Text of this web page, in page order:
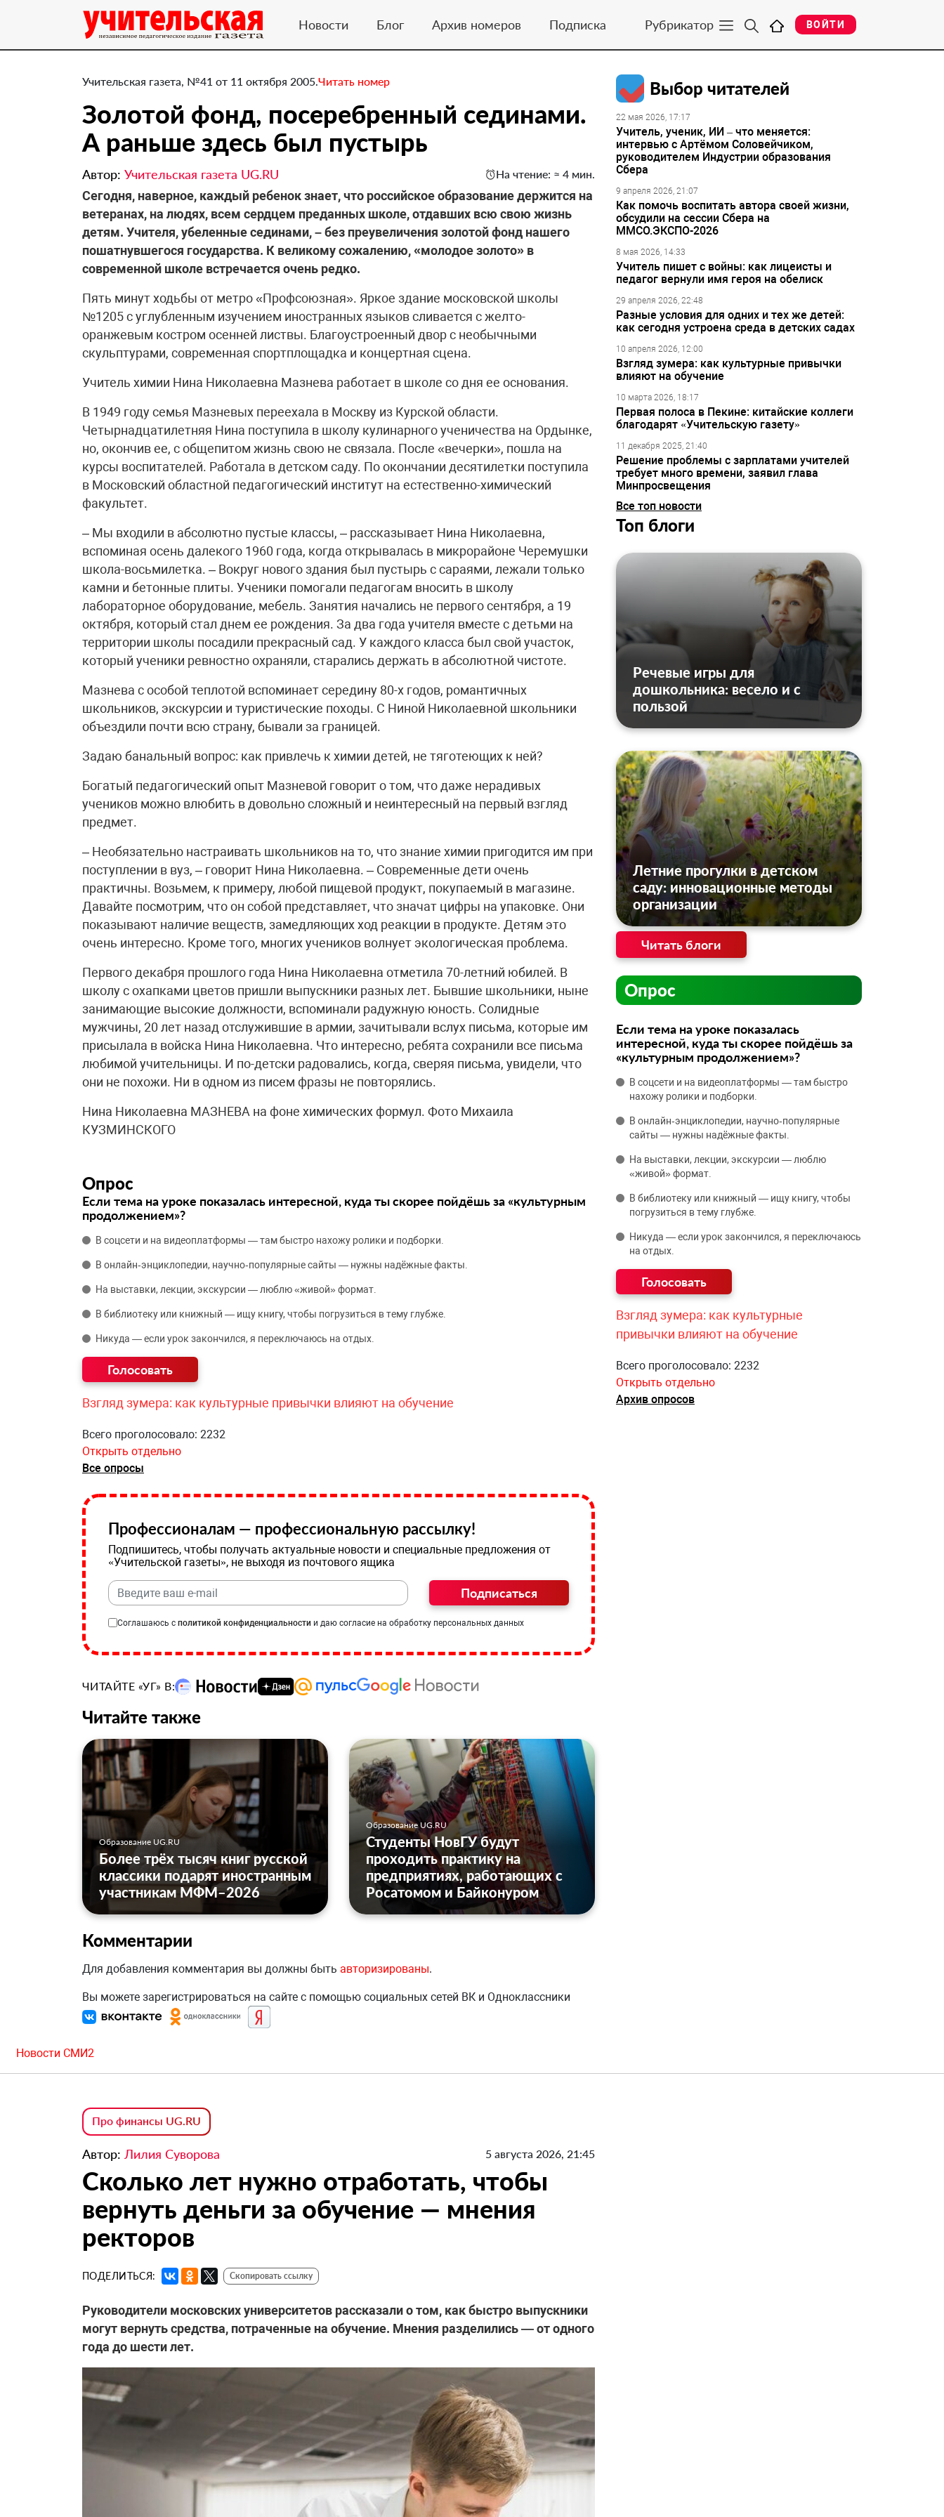
Новости Блог Архив номеров Подписка Рубрикатор ВОЙТИ
Учительская газета, №41 от 11 октября 2005.Читать номер
Золотой фонд, посеребренный сединами.
А раньше здесь был пустырь
Автор: Учительская газета UG.RU На чтение: ≈ 4 мин.
Сегодня, наверное, каждый ребенок знает, что российское образование держится на
ветеранах, на людях, всем сердцем преданных школе, отдавших всю свою жизнь
детям. Учителя, убеленные сединами, – без преувеличения золотой фонд нашего
пошатнувшегося государства. К великому сожалению, «молодое золото» в
современной школе встречается очень редко.
Пять минут ходьбы от метро «Профсоюзная». Яркое здание московской школы
№1205 с углубленным изучением иностранных языков сливается с желто-
оранжевым костром осенней листвы. Благоустроенный двор с необычными
скульптурами, современная спортплощадка и концертная сцена.
Учитель химии Нина Николаевна Мазнева работает в школе со дня ее основания.
В 1949 году семья Мазневых переехала в Москву из Курской области.
Четырнадцатилетняя Нина поступила в школу кулинарного ученичества на Ордынке,
но, окончив ее, с общепитом жизнь свою не связала. После «вечерки», пошла на
курсы воспитателей. Работала в детском саду. По окончании десятилетки поступила
в Московский областной педагогический институт на естественно-химический
факультет.
– Мы входили в абсолютно пустые классы, – рассказывает Нина Николаевна,
вспоминая осень далекого 1960 года, когда открывалась в микрорайоне Черемушки
школа-восьмилетка. – Вокруг нового здания был пустырь с сараями, лежали только
камни и бетонные плиты. Ученики помогали педагогам вносить в школу
лабораторное оборудование, мебель. Занятия начались не первого сентября, а 19
октября, который стал днем ее рождения. За два года учителя вместе с детьми на
территории школы посадили прекрасный сад. У каждого класса был свой участок,
который ученики ревностно охраняли, старались держать в абсолютной чистоте.
Мазнева с особой теплотой вспоминает середину 80-х годов, романтичных
школьников, экскурсии и туристические походы. С Ниной Николаевной школьники
объездили почти всю страну, бывали за границей.
Задаю банальный вопрос: как привлечь к химии детей, не тяготеющих к ней?
Богатый педагогический опыт Мазневой говорит о том, что даже нерадивых
учеников можно влюбить в довольно сложный и неинтересный на первый взгляд
предмет.
– Необязательно настраивать школьников на то, что знание химии пригодится им при
поступлении в вуз, – говорит Нина Николаевна. – Современные дети очень
практичны. Возьмем, к примеру, любой пищевой продукт, покупаемый в магазине.
Давайте посмотрим, что он собой представляет, что значат цифры на упаковке. Они
показывают наличие веществ, замедляющих ход реакции в продукте. Детям это
очень интересно. Кроме того, многих учеников волнует экологическая проблема.
Первого декабря прошлого года Нина Николаевна отметила 70-летний юбилей. В
школу с охапками цветов пришли выпускники разных лет. Бывшие школьники, ныне
занимающие высокие должности, вспоминали радужную юность. Солидные
мужчины, 20 лет назад отслужившие в армии, зачитывали вслух письма, которые им
присылала в войска Нина Николаевна. Что интересно, ребята сохранили все письма
любимой учительницы. И по-детски радовались, когда, сверяя письма, увидели, что
они не похожи. Ни в одном из писем фразы не повторялись.
Нина Николаевна МАЗНЕВА на фоне химических формул. Фото Михаила
КУЗМИНСКОГО
Опрос
Если тема на уроке показалась интересной, куда ты скорее пойдёшь за «культурным
продолжением»?
В соцсети и на видеоплатформы — там быстро нахожу ролики и подборки.
В онлайн‑энциклопедии, научно‑популярные сайты — нужны надёжные факты.
На выставки, лекции, экскурсии — люблю «живой» формат.
В библиотеку или книжный — ищу книгу, чтобы погрузиться в тему глубже.
Никуда — если урок закончился, я переключаюсь на отдых.
Взгляд зумера: как культурные привычки влияют на обучение
Всего проголосовало: 2232
Открыть отдельно
Все опросы
Профессионалам — профессиональную рассылку!
Подпишитесь, чтобы получать актуальные новости и специальные предложения от
«Учительской газеты», не выходя из почтового ящика
Подписаться
Соглашаюсь с политикой конфиденциальности и даю согласие на обработку персональных данных
ЧИТАЙТЕ «УГ» В:
Читайте также
Образование UG.RU
Более трёх тысяч книг русской
классики подарят иностранным
участникам МФМ–2026
Образование UG.RU
Студенты НовГУ будут
проходить практику на
предприятиях, работающих с
Росатомом и Байконуром
Комментарии
Для добавления комментария вы должны быть авторизированы.
Вы можете зарегистрироваться на сайте с помощью социальных сетей ВК и Одноклассники
Выбор читателей
22 мая 2026, 17:17
Учитель, ученик, ИИ – что меняется:
интервью с Артёмом Соловейчиком,
руководителем Индустрии образования
Сбера
9 апреля 2026, 21:07
Как помочь воспитать автора своей жизни,
обсудили на сессии Сбера на
ММСО.ЭКСПО-2026
8 мая 2026, 14:33
Учитель пишет с войны: как лицеисты и
педагог вернули имя героя на обелиск
29 апреля 2026, 22:48
Разные условия для одних и тех же детей:
как сегодня устроена среда в детских садах
10 апреля 2026, 12:00
Взгляд зумера: как культурные привычки
влияют на обучение
10 марта 2026, 18:17
Первая полоса в Пекине: китайские коллеги
благодарят «Учительскую газету»
11 декабря 2025, 21:40
Решение проблемы с зарплатами учителей
требует много времени, заявил глава
Минпросвещения
Все топ новости
Топ блоги
Речевые игры для
дошкольника: весело и с
пользой
Летние прогулки в детском
саду: инновационные методы
организации
Читать блоги
Опрос
Если тема на уроке показалась
интересной, куда ты скорее пойдёшь за
«культурным продолжением»?
В соцсети и на видеоплатформы — там быстро
нахожу ролики и подборки.
В онлайн‑энциклопедии, научно‑популярные
сайты — нужны надёжные факты.
На выставки, лекции, экскурсии — люблю
«живой» формат.
В библиотеку или книжный — ищу книгу, чтобы
погрузиться в тему глубже.
Никуда — если урок закончился, я переключаюсь
на отдых.
Взгляд зумера: как культурные
привычки влияют на обучение
Всего проголосовало: 2232
Открыть отдельно
Архив опросов
Новости СМИ2
Про финансы UG.RU
Автор: Лилия Суворова 5 августа 2026, 21:45
Сколько лет нужно отработать, чтобы
вернуть деньги за обучение — мнения
ректоров
ПОДЕЛИТЬСЯ: Скопировать ссылку
Руководители московских университетов рассказали о том, как быстро выпускники
могут вернуть средства, потраченные на обучение. Мнения разделились — от одного
года до шести лет.